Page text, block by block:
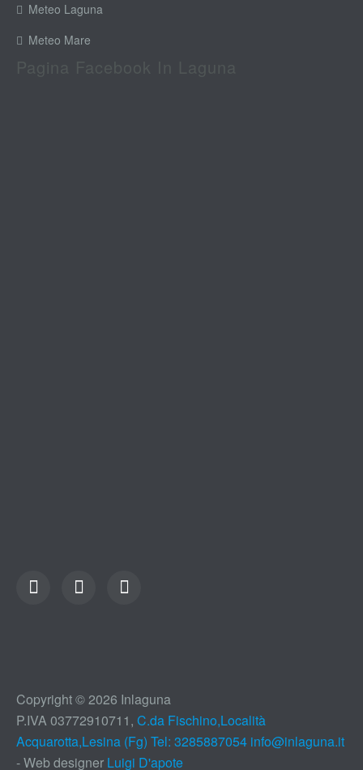
Meteo Laguna
Meteo Mare
Copyright © 2026 Inlaguna
P.IVA 03772910711, C.da Fischino,Località
Acquarotta,Lesina (Fg) Tel: 3285887054 info@inlaguna.it
- Web designer Luigi D'apote